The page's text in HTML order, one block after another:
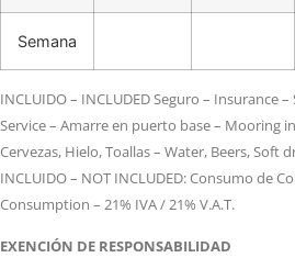
Semana
INCLUIDO – INCLUDED Seguro – Insurance
Service – Amarre en puerto base – Mooring
Cervezas, Hielo, Toallas – Water, Beers, Soft
INCLUIDO – NOT INCLUDED: Consumo de
Consumption – 21% IVA / 21% V.A.T.
EXENCIÓN DE RESPONSABILIDAD